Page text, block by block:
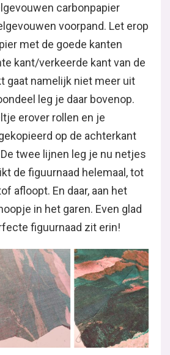
carbonpapier
voorpand. Let erop
met de goede kanten
kant/verkeerde kant van de
gaat namelijk niet meer uit
leg je daar bovenop.
erover rollen en je
op de achterkant
twee lijnen leg je nu netjes
de figuurnaad helemaal, tot
afloopt. En daar, aan het
in het garen. Even glad
figuurnaad zit erin!